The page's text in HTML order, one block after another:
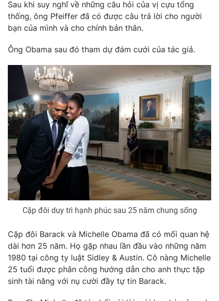
Giấy phép hoạt động báo in và báo điện tử số 483/GP-BTTTT
cấp ngày 29/12/2023
Phó Tổng Biên tập:Nguyễn Thị Mỹ Hạnh, Phạm Quốc Thắng,
Tổng đài VTV:024.38 355 931 - 024.38 355 932
Ðiện thoại Thời báo VTV:024.66 897 897
Email: toasoan@vtv.vn
Liên hệ quảng cáo:024-7300.7108
® Cấm sao chép dưới mọi hình thức nếu không có sự chấp
thuận bằng văn bản. Ghi rõ nguồn VTV.vn khi phát hành lại
thông tin từ website này.
Sau khi suy nghĩ về những câu hỏi của vị cựu tổng
thống, ông Pfeiffer đã có được câu trả lời cho người
bạn của mình và cho chính bản thân.
Ông Obama sau đó tham dự đám cưới của tác giả.
Cặp đôi duy trì hạnh phúc sau 25 năm chung sống
Cặp đôi Barack và Michelle Obama đã có mối quan hệ
dài hơn 25 năm. Họ gặp nhau lần đầu vào những năm
1980 tại công ty luật Sidley & Austin. Cô nàng Michelle
25 tuổi được phân công hướng dẫn cho anh thực tập
sinh tài năng với nụ cười đầy tự tin Barack.